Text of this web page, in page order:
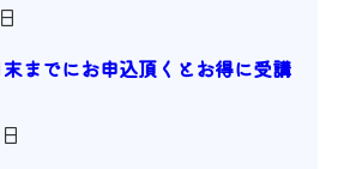
までにお申込頂くとお得に受講